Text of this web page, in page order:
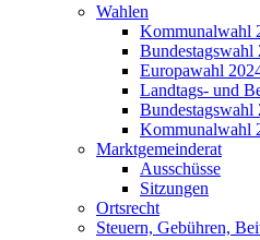
Wahlen
Kommunalwahl
Bundestagswahl
Europawahl
Landtags- und
Bundestagswahl
Kommunalwahl
Marktgemeinderat
Ausschüsse
Sitzungen
Ortsrecht
Steuern, Gebühren,